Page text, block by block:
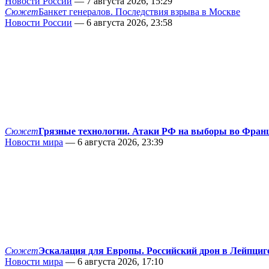
СюжетБанкет генералов. Последствия взрыва в Москве
Новости России — 6 августа 2026, 23:58
СюжетГрязные технологии. Атаки РФ на выборы во
Новости мира — 6 августа 2026, 23:39
СюжетЭскалация для Европы. Российский дрон в
Новости мира — 6 августа 2026, 17:10